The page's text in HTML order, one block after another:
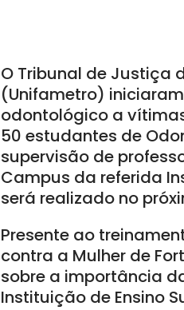
O Tribunal de Justiça
(Unifametro)
odontológico a
50 estudantes de
supervisão de
Campus da referida
será realizado no
Presente ao
contra a Mulher de
sobre a importância
Instituição de Ensino